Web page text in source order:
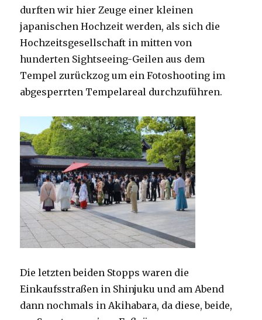
durften wir hier Zeuge einer kleinen
japanischen Hochzeit werden, als sich die
Hochzeitsgesellschaft in mitten von
hunderten Sightseeing-Geilen aus dem
Tempel zurückzog um ein Fotoshooting im
abgesperrten Tempelareal durchzuführen.
Die letzten beiden Stopps waren die
Einkaufsstraßen in Shinjuku und am Abend
dann nochmals in Akihabara, da diese, beide,